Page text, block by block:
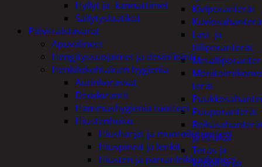
Kiviporanterät
Kuviosahanterä
Lasi- ja
tiiliporanterät
terät
Puuporanterät
ja istukat
Teräs ja
kuppiharjat
Hyllyt ja -kannattimet
Säilytyslaatikot
Päivittäistavarat
Apuvälineet
Hengityssuojaimet ja desinfiointi
Henkilökohtainen hygienia
Aurinkorasvat
Deodorantit
Hammashygienia tuotteet
Hiustenhoito
Hiusharjat ja muotoilutuotteet
Hiuspinnit ja lenkit
Hiusten ja parranleikkuukoneet